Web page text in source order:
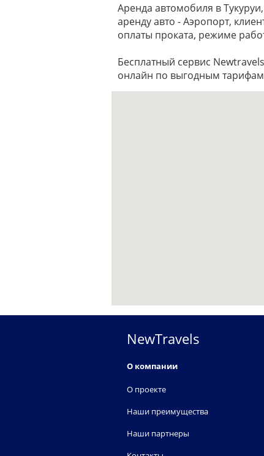
Аренда автомобиля в
аренду авто - Аэропорт,
оплаты проката, режиме
Бесплатный сервис
онлайн по выгодным
NewTravels
О компании
О проекте
Наши преимущества
Наши партнеры